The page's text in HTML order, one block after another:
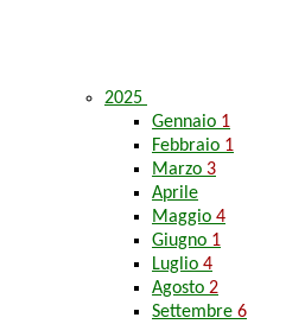
2025
Gennaio 1
Febbraio 1
Marzo 3
Aprile
Maggio 4
Giugno 1
Luglio 4
Agosto 2
Settembre 6